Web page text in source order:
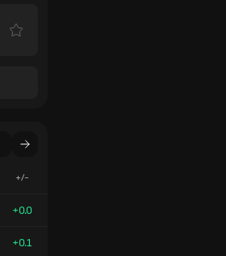
+/-
+0.0
+0.1